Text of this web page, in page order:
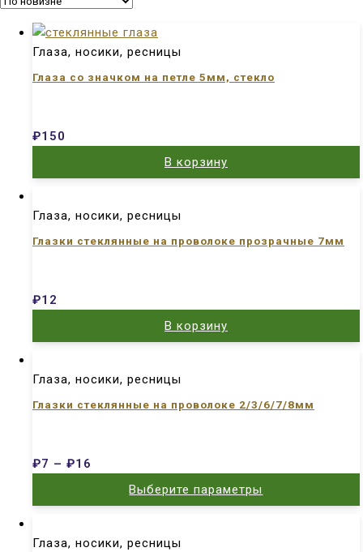
Глаза, носики, ресницы
Глаза со значком на петле 5мм, стекло
₽150
В корзину
Глаза, носики, ресницы
Глазки стеклянные на проволоке прозрачные 7мм
₽12
В корзину
Глаза, носики, ресницы
Глазки стеклянные на проволоке 2/3/6/7/8мм
₽7 – ₽16
Выберите параметры
Глаза, носики, ресницы